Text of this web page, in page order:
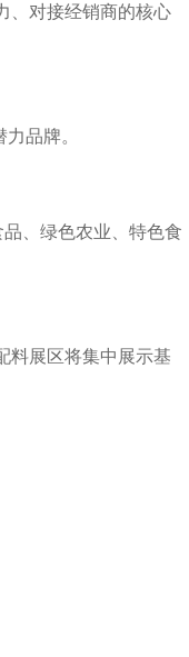
、对接经销商的核心
品牌。
、绿色农业、特色食
料展区将集中展示基